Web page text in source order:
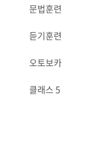
문법훈련
듣기훈련
오토보카
클래스 5